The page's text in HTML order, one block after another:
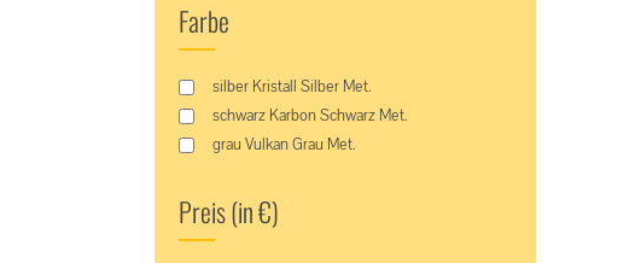
Farbe
silber Kristall Silber Met.
schwarz Karbon Schwarz Met.
grau Vulkan Grau Met.
Preis (in €)